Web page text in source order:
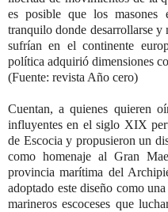
es posible que los masones
tranquilo donde desarrollarse y
sufrían en el continente
política adquirió dimensiones
(Fuente: revista Año cero)
Cuentan, a quienes quieren
influyentes en el siglo XIX
de Escocia y propusieron un
como homenaje al Gran
provincia marítima del
adoptado este diseño como
marineros escoceses que